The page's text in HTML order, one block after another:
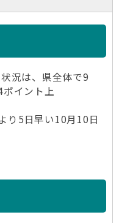
況は、県全体で9
イント上
り5日早い10月10日